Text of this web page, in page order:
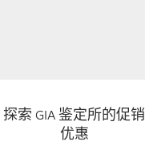
探索 GIA 鉴定所的促销
优惠